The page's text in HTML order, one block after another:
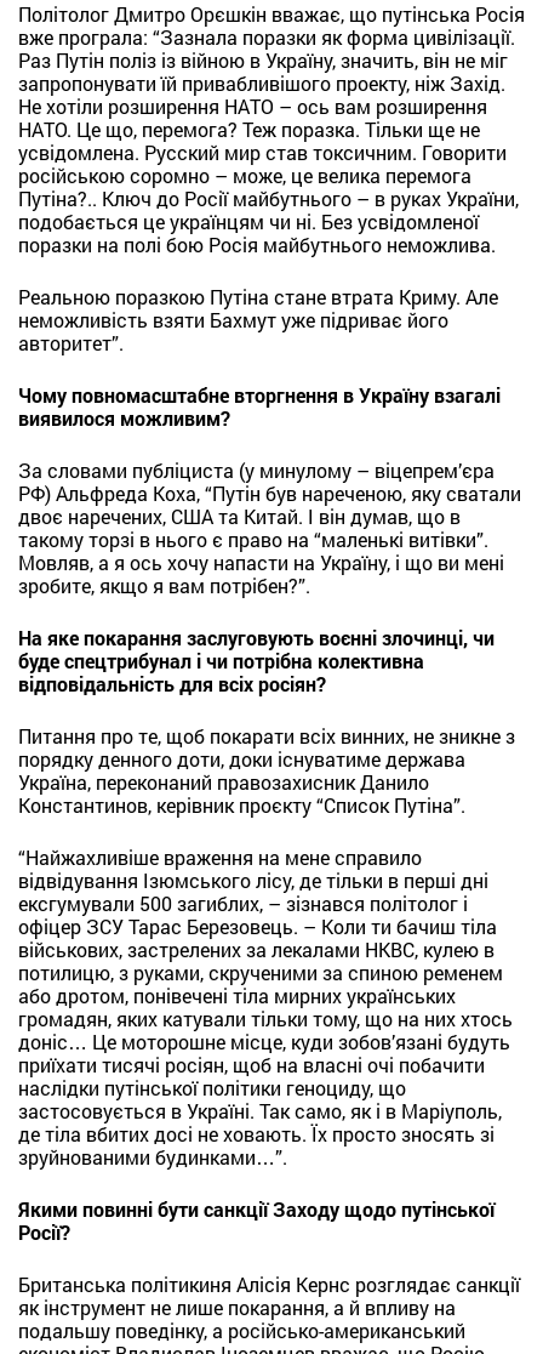
Політолог Дмитро Орєшкін вважає, що путінська Росія
вже програла: “Зазнала поразки як форма цивілізації.
Раз Путін поліз із війною в Україну, значить, він не міг
запропонувати їй привабливішого проекту, ніж Захід.
Не хотіли розширення НАТО – ось вам розширення
НАТО. Це що, перемога? Теж поразка. Тільки ще не
усвідомлена. Русский мир став токсичним. Говорити
російською соромно – може, це велика перемога
Путіна?.. Ключ до Росії майбутнього – в руках України,
подобається це українцям чи ні. Без усвідомленої
поразки на полі бою Росія майбутнього неможлива.
Реальною поразкою Путіна стане втрата Криму. Але
неможливість взяти Бахмут уже підриває його
авторитет”.
Чому повномасштабне вторгнення в Україну взагалі
виявилося можливим?
За словами публіциста (у минулому – віцепрем’єра
РФ) Альфреда Коха, “Путін був нареченою, яку сватали
двоє наречених, США та Китай. І він думав, що в
такому торзі в нього є право на “маленькі витівки”.
Мовляв, а я ось хочу напасти на Україну, і що ви мені
зробите, якщо я вам потрібен?”.
На яке покарання заслуговують воєнні злочинці, чи
буде спецтрибунал і чи потрібна колективна
відповідальність для всіх росіян?
Питання про те, щоб покарати всіх винних, не зникне з
порядку денного доти, доки існуватиме держава
Україна, переконаний правозахисник Данило
Константинов, керівник проєкту “Список Путіна”.
“Найжахливіше враження на мене справило
відвідування Ізюмського лісу, де тільки в перші дні
ексгумували 500 загиблих, – зізнався політолог і
офіцер ЗСУ Тарас Березовець. – Коли ти бачиш тіла
військових, застрелених за лекалами НКВС, кулею в
потилицю, з руками, скрученими за спиною ременем
або дротом, понівечені тіла мирних українських
громадян, яких катували тільки тому, що на них хтось
доніс… Це моторошне місце, куди зобов’язані будуть
приїхати тисячі росіян, щоб на власні очі побачити
наслідки путінської політики геноциду, що
застосовується в Україні. Так само, як і в Маріуполь,
де тіла вбитих досі не ховають. Їх просто зносять зі
зруйнованими будинками…”.
Якими повинні бути санкції Заходу щодо путінської
Росії?
Британська політикиня Алісія Кернс розглядає санкції
як інструмент не лише покарання, а й впливу на
подальшу поведінку, а російсько-американський